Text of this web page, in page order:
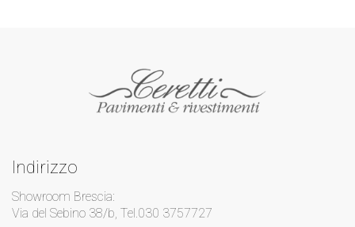
Indirizzo
Showroom Brescia:
Via del Sebino 38/b, Tel.030 3757727